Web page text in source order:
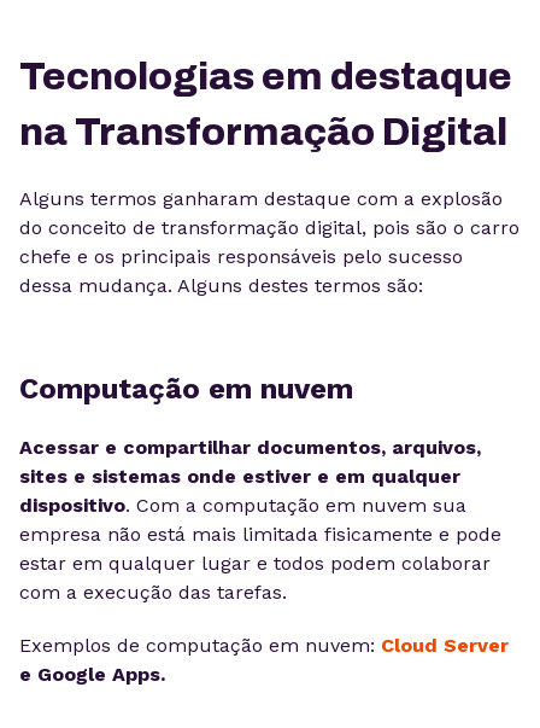
Tecnologias em destaque
na Transformação Digital
Alguns termos ganharam destaque com a explosão
do conceito de transformação digital, pois são o carro
chefe e os principais responsáveis pelo sucesso
dessa mudança. Alguns destes termos são:
Computação em nuvem
Acessar e compartilhar documentos, arquivos,
sites e sistemas onde estiver e em qualquer
dispositivo. Com a computação em nuvem sua
empresa não está mais limitada fisicamente e pode
estar em qualquer lugar e todos podem colaborar
com a execução das tarefas.
Exemplos de computação em nuvem: Cloud Server
e Google Apps.